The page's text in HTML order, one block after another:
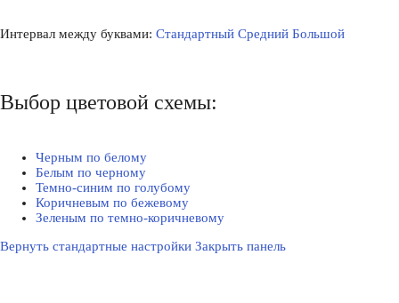
Интервал между буквами: Стандартный Средний Большой
Выбор цветовой схемы:
Черным по белому
Белым по черному
Темно-синим по голубому
Коричневым по бежевому
Зеленым по темно-коричневому
Вернуть стандартные настройки Закрыть панель